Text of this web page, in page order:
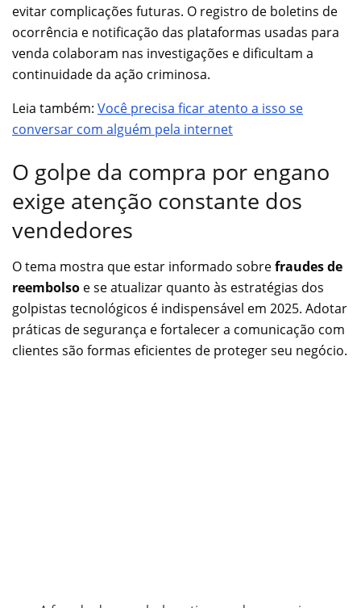
evitar complicações futuras. O registro de boletins de
ocorrência e notificação das plataformas usadas para
venda colaboram nas investigações e dificultam a
continuidade da ação criminosa.
Leia também: Você precisa ficar atento a isso se
conversar com alguém pela internet
O golpe da compra por engano
exige atenção constante dos
vendedores
O tema mostra que estar informado sobrefraudes de
reembolso e se atualizar quanto às estratégias dos
golpistas tecnológicos é indispensável em 2025. Adotar
práticas de segurança e fortalecer a comunicação com
clientes são formas eficientes de proteger seu negócio.